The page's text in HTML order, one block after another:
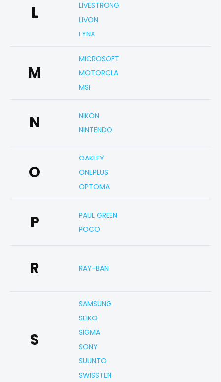
L
LIVESTRONG
LIVON
LYNX
M
MICROSOFT
MOTOROLA
MSI
N
NIKON
NINTENDO
O
OAKLEY
ONEPLUS
OPTOMA
P
PAUL GREEN
POCO
R RAY-BAN
S
SAMSUNG
SEIKO
SIGMA
SONY
SUUNTO
SWISSTEN